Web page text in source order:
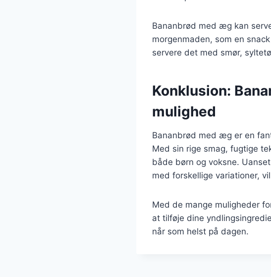
Bananbrød med æg kan
morgenmaden, som en
servere det med smør,
Konklusion:
mulighed
Bananbrød med æg er en
Med sin rige smag, fugtige
både børn og voksne.
med forskellige variationer,
Med de mange muligheder
at tilføje dine
når som helst på dagen.